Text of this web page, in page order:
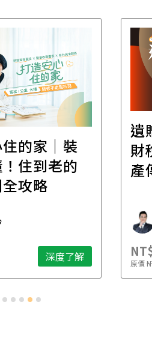
的家｜裝
住到老的
攻略
深度了解
遺
財
產
原價